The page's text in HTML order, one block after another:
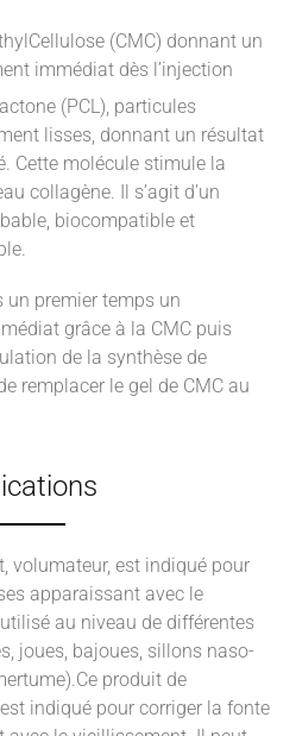
(CMC) donnant un
immédiat dès l’injection
(PCL), particules
lisses, donnant un résultat
Cette molécule stimule la
collagène. Il s’agit d’un
biocompatible et
un premier temps un
grâce à la CMC puis
de la synthèse de
remplacer le gel de CMC au
volumateur, est indiqué pour
apparaissant avec le
au niveau de différentes
joues, bajoues, sillons naso-
produit de
indiqué pour corriger la fonte